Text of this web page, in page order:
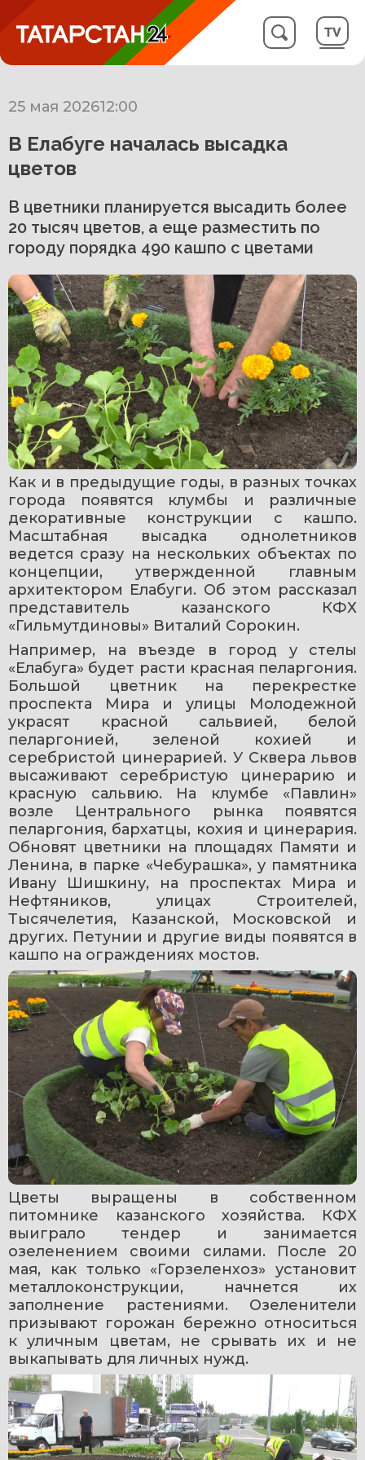
25 мая 202612:00
В Елабуге началась высадка
цветов
В цветники планируется высадить более
20 тысяч цветов, а еще разместить по
городу порядка 490 кашпо с цветами
Как и в предыдущие годы, в разных точках
города появятся клумбы и различные
декоративные конструкции с кашпо.
Масштабная высадка однолетников
ведется сразу на нескольких объектах по
концепции, утвержденной главным
архитектором Елабуги. Об этом рассказал
представитель казанского КФХ
«Гильмутдиновы» Виталий Сорокин.
Например, на въезде в город у стелы
«Елабуга» будет расти красная пеларгония.
Большой цветник на перекрестке
проспекта Мира и улицы Молодежной
украсят красной сальвией, белой
пеларгонией, зеленой кохией и
серебристой цинерарией. У Сквера львов
высаживают серебристую цинерарию и
красную сальвию. На клумбе «Павлин»
возле Центрального рынка появятся
пеларгония, бархатцы, кохия и цинерария.
Обновят цветники на площадях Памяти и
Ленина, в парке «Чебурашка», у памятника
Ивану Шишкину, на проспектах Мира и
Нефтяников, улицах Строителей,
Тысячелетия, Казанской, Московской и
других. Петунии и другие виды появятся в
кашпо на ограждениях мостов.
Цветы выращены в собственном
питомнике казанского хозяйства. КФХ
выиграло тендер и занимается
озеленением своими силами. После 20
мая, как только «Горзеленхоз» установит
металлоконструкции, начнется их
заполнение растениями. Озеленители
призывают горожан бережно относиться
к уличным цветам, не срывать их и не
выкапывать для личных нужд.